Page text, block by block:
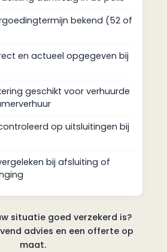
bekend (52 of
en actueel opgegeven bij
geschikt voor verhuurde
op uitsluitingen bij
bij afsluiting of
situatie goed verzekerd is?
advies en een offerte op
maat.